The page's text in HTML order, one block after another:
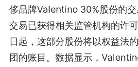
侈品牌Valentino 30%股份的
交易已获得相关监管机构的许
日起，这部分股份将以权益法
团的账目。数据显示，